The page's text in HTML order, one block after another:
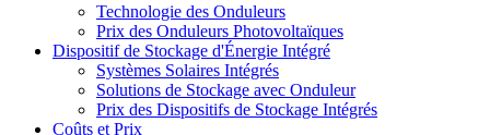
Technologie des Onduleurs
Prix des Onduleurs Photovoltaïques
Dispositif de Stockage d'Énergie Intégré
Systèmes Solaires Intégrés
Solutions de Stockage avec Onduleur
Prix des Dispositifs de Stockage Intégrés
Coûts et Prix